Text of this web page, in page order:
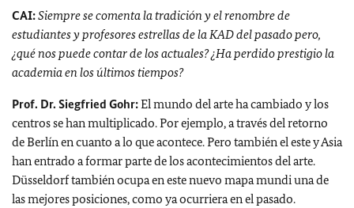
CAI:Siempre se comenta la tradición y el renombre de
estudiantes y profesores estrellas de la KAD del pasado pero,
¿qué nos puede contar de los actuales?¿Ha perdido prestigio la
academia en los últimos tiempos?
Prof. Dr. Siegfried Gohr:El mundo del arte ha cambiado y los
centros se han multiplicado. Por ejemplo, a través del retorno
de Berlín en cuanto a lo que acontece. Pero también el este y Asia
han entrado a formar parte de los acontecimientos del arte.
Düsseldorf también ocupa en este nuevo mapa mundi una de
las mejores posiciones, como ya ocurriera en el pasado.